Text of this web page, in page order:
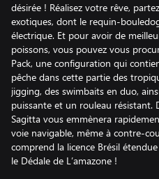
désirée ! Réalisez votre rêve,
exotiques, dont le requin-
électrique. Et pour avoir de
poissons, vous pouvez vous
Pack, une configuration qui
pêche dans cette partie des
jigging, des swimbaits en duo,
puissante et un rouleau résistant.
Sagitta vous emmènera
voie navigable, même à contre-
comprend la licence Brésil
le Dédale de L’amazone !